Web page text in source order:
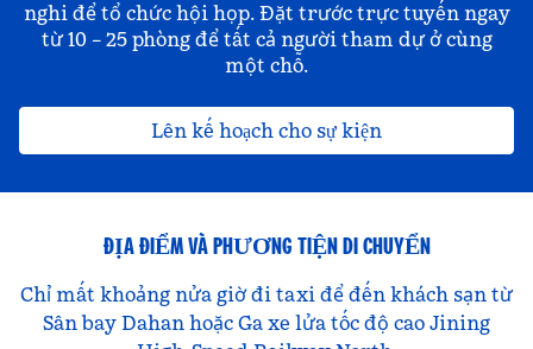
nghi để tổ chức hội họp. Đặt trước trực tuyến ngay
từ 10 – 25 phòng để tất cả người tham dự ở cùng
một chỗ.
Lên kế hoạch cho sự kiện
ĐỊA ĐIỂM VÀ PHƯƠNG TIỆN DI CHUYỂN
Chỉ mất khoảng nửa giờ đi taxi để đến khách sạn từ
Sân bay Dahan hoặc Ga xe lửa tốc độ cao Jining